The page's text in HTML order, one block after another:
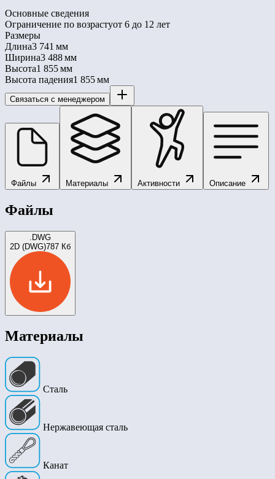
Основные сведения
Ограничение по возрастуот 6 до 12 лет
Размеры
Длина3 741 мм
Ширина3 488 мм
Высота1 855 мм
Высота падения1 855 мм
Связаться с менеджером
Файлы Материалы Активности Описание
Файлы
.DWG
2D (DWG)787 Кб
Материалы
Сталь
Нержавеющая сталь
Канат